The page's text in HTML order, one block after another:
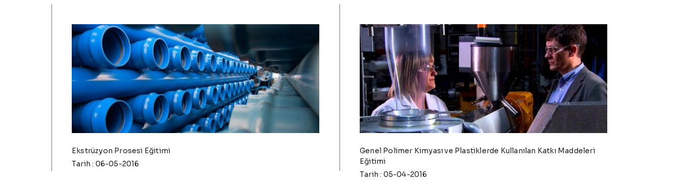
Ekstrüzyon Prosesi Eğitimi
Tarih : 06-05-2016
Genel Polimer Kimyası ve Plastiklerde Kullanılan Katkı Maddeleri
Eğitimi
Tarih : 05-04-2016